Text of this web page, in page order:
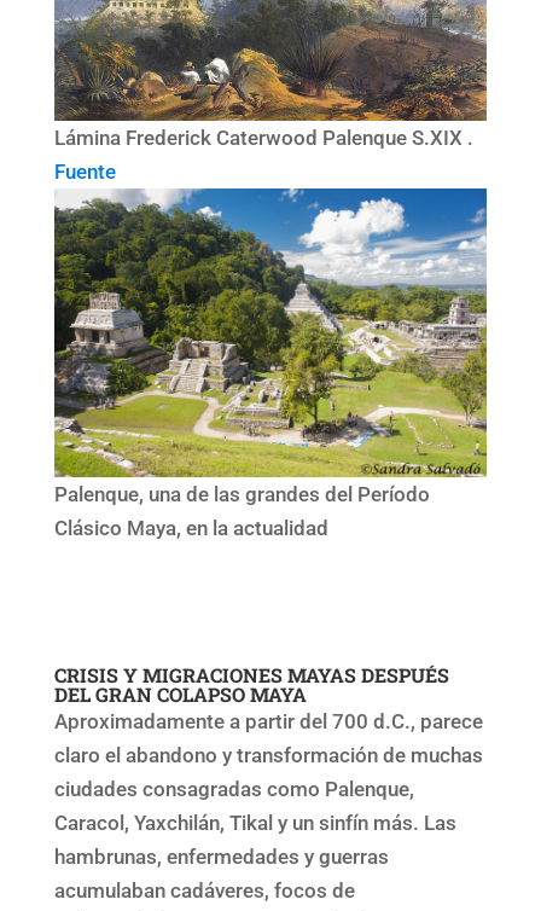
Lámina Frederick Caterwood Palenque S.XIX .
Fuente
Palenque, una de las grandes del Período
Clásico Maya, en la actualidad
CRISIS Y MIGRACIONES MAYAS DESPUÉS
DEL GRAN COLAPSO MAYA
Aproximadamente a partir del 700 d.C., parece
claro el abandono y transformación de muchas
ciudades consagradas como Palenque,
Caracol, Yaxchilán, Tikal y un sinfín más. Las
hambrunas, enfermedades y guerras
acumulaban cadáveres, focos de